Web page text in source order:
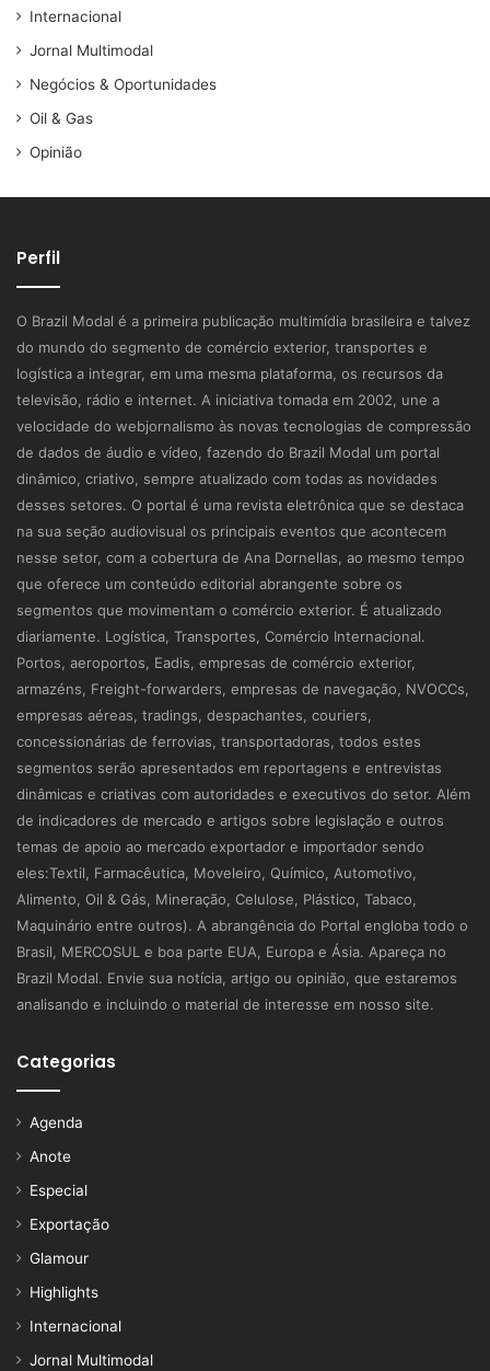
Internacional
Jornal Multimodal
Negócios & Oportunidades
Oil & Gas
Opinião
Perfil
O Brazil Modal é a primeira publicação multimídia brasileira e talvez
do mundo do segmento de comércio exterior, transportes e
logística a integrar, em uma mesma plataforma, os recursos da
televisão, rádio e internet. A iniciativa tomada em 2002, une a
velocidade do webjornalismo às novas tecnologias de compressão
de dados de áudio e vídeo, fazendo do Brazil Modal um portal
dinâmico, criativo, sempre atualizado com todas as novidades
desses setores. O portal é uma revista eletrônica que se destaca
na sua seção audiovisual os principais eventos que acontecem
nesse setor, com a cobertura de Ana Dornellas, ao mesmo tempo
que oferece um conteúdo editorial abrangente sobre os
segmentos que movimentam o comércio exterior. É atualizado
diariamente. Logística, Transportes, Comércio Internacional.
Portos, aeroportos, Eadis, empresas de comércio exterior,
armazéns, Freight-forwarders, empresas de navegação, NVOCCs,
empresas aéreas, tradings, despachantes, couriers,
concessionárias de ferrovias, transportadoras, todos estes
segmentos serão apresentados em reportagens e entrevistas
dinâmicas e criativas com autoridades e executivos do setor. Além
de indicadores de mercado e artigos sobre legislação e outros
temas de apoio ao mercado exportador e importador sendo
eles:Textil, Farmacêutica, Moveleiro, Químico, Automotivo,
Alimento, Oil & Gás, Mineração, Celulose, Plástico, Tabaco,
Maquinário entre outros). A abrangência do Portal engloba todo o
Brasil, MERCOSUL e boa parte EUA, Europa e Ásia. Apareça no
Brazil Modal. Envie sua notícia, artigo ou opinião, que estaremos
analisando e incluindo o material de interesse em nosso site.
Categorias
Agenda
Anote
Especial
Exportação
Glamour
Highlights
Internacional
Jornal Multimodal